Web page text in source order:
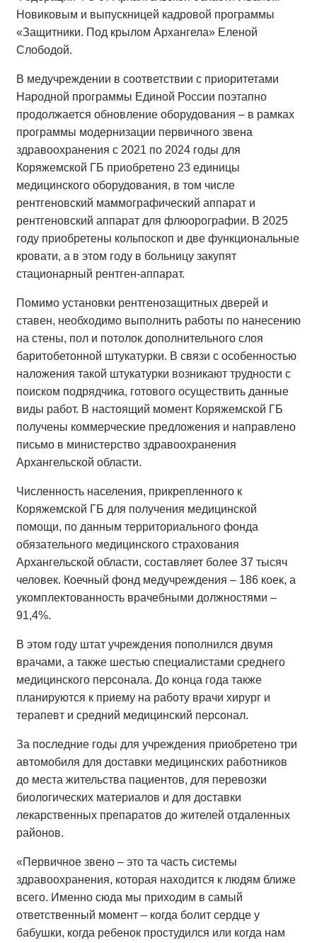
Новиковым и выпускницей кадровой программы
«Защитники. Под крылом Архангела» Еленой
Слободой.
В медучреждении в соответствии с приоритетами
Народной программы Единой России поэтапно
продолжается обновление оборудования – в рамках
программы модернизации первичного звена
здравоохранения с 2021 по 2024 годы для
Коряжемской ГБ приобретено 23 единицы
медицинского оборудования, в том числе
рентгеновский маммографический аппарат и
рентгеновский аппарат для флюорографии. В 2025
году приобретены кольпоскоп и две функциональные
кровати, а в этом году в больницу закупят
стационарный рентген-аппарат.
Помимо установки рентгенозащитных дверей и
ставен, необходимо выполнить работы по нанесению
на стены, пол и потолок дополнительного слоя
баритобетонной штукатурки. В связи с особенностью
наложения такой штукатурки возникают трудности с
поиском подрядчика, готового осуществить данные
виды работ. В настоящий момент Коряжемской ГБ
получены коммерческие предложения и направлено
письмо в министерство здравоохранения
Архангельской области.
Численность населения, прикрепленного к
Коряжемской ГБ для получения медицинской
помощи, по данным территориального фонда
обязательного медицинского страхования
Архангельской области, составляет более 37 тысяч
человек. Коечный фонд медучреждения – 186 коек, а
укомплектованность врачебными должностями –
91,4%.
В этом году штат учреждения пополнился двумя
врачами, а также шестью специалистами среднего
медицинского персонала. До конца года также
планируются к приему на работу врачи хирург и
терапевт и средний медицинский персонал.
За последние годы для учреждения приобретено три
автомобиля для доставки медицинских работников
до места жительства пациентов, для перевозки
биологических материалов и для доставки
лекарственных препаратов до жителей отдаленных
районов.
«Первичное звено – это та часть системы
здравоохранения, которая находится к людям ближе
всего. Именно сюда мы приходим в самый
ответственный момент – когда болит сердце у
бабушки, когда ребенок простудился или когда нам